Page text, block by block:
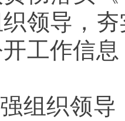
领导，
工作信息
组织领